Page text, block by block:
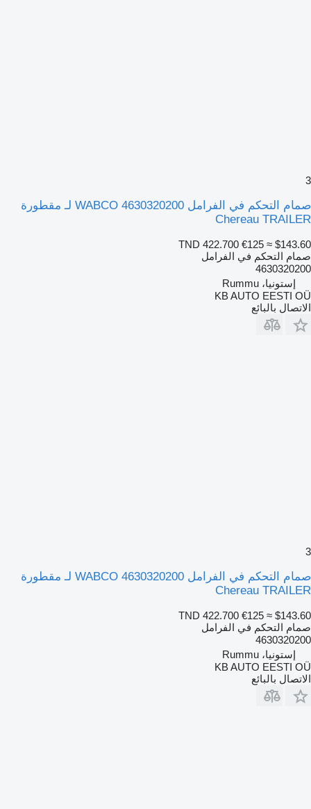
3
صمام التحكم في الفرامل WABCO 4630320200 لـ مقطورة
Chereau TRAILER
TND 422.700 €125 ≈ $143.60
صمام التحكم في الفرامل
4630320200
إستونيا، Rummu
KB AUTO EESTI OÜ
الاتصال بالبائع
3
صمام التحكم في الفرامل WABCO 4630320200 لـ مقطورة
Chereau TRAILER
TND 422.700 €125 ≈ $143.60
صمام التحكم في الفرامل
4630320200
إستونيا، Rummu
KB AUTO EESTI OÜ
الاتصال بالبائع